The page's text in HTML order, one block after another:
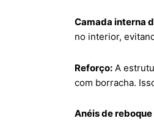
Camada interna
no interior,
Reforço: A
com borracha.
Anéis de